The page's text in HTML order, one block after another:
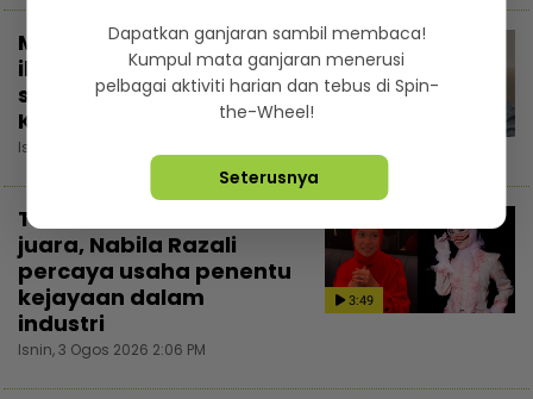
Majikan tindas pekerja
ibarat tutup periuk nasi
sendiri - Dazrin
Kamarudin
Isnin, 3 Ogos 2026 4:13 PM
3:49
Tiada istilah ‘badi’
juara, Nabila Razali
percaya usaha penentu
kejayaan dalam
industri
Isnin, 3 Ogos 2026 2:06 PM
Dapatkan ganjaran sambil membaca!
Kumpul mata ganjaran menerusi
pelbagai aktiviti harian dan tebus di Spin-
the-Wheel!
Seterusnya